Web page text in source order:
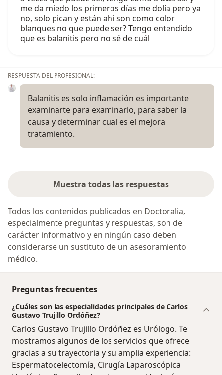
me da miedo los primeros días me dolía pero ya
no, solo pican y están ahi son como color
blanquesino que puede ser? Tengo entendido
que es balanitis pero no sé de cuál
RESPUESTA DEL PROFESIONAL:
Balanitis es solo inflamación es importante
examinarte para examinarlo, para saber la
causa y determinar cual es el mejora
tratamiento.
Muestra todas las respuestas
Todos los contenidos publicados en Doctoralia,
especialmente preguntas y respuestas, son de
carácter informativo y en ningún caso deben
considerarse un sustituto de un asesoramiento
médico.
Preguntas frecuentes
¿Cuáles son las especialidades principales de Carlos
Gustavo Trujillo Ordóñez?
Carlos Gustavo Trujillo Ordóñez es Urólogo. Te
mostramos algunos de los servicios que ofrece
gracias a su trayectoria y su amplia experiencia:
Espermatocelectomía, Cirugía Laparoscópica